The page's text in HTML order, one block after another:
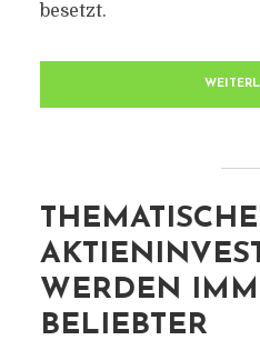
besetzt.
THEMATISCHE
WERDEN
BELIEBTER